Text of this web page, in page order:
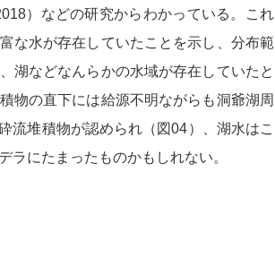
）などの研究からわかっている。これ
な水が存在していたことを示し、分布範
湖などなんらかの水域が存在していたと
物の直下には給源不明ながらも洞爺湖周
流堆積物が認められ（図04）、湖水はこ
ラにたまったものかもしれない。